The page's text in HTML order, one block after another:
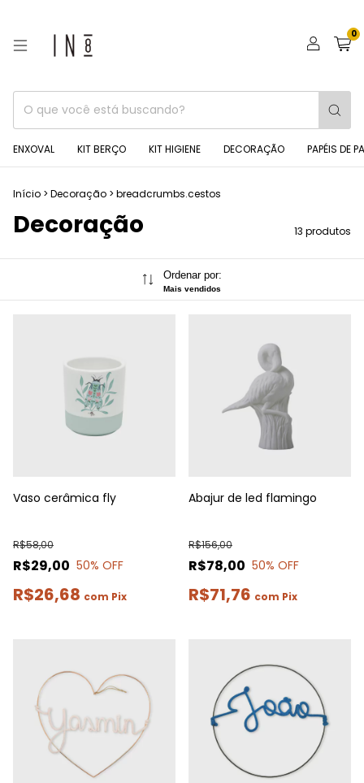
0
ENXOVAL KIT BERÇO KIT HIGIENE DECORAÇÃO PAPÉIS DE
Início > Decoração > breadcrumbs.cestos
Decoração 13 produtos
Ordenar por:
Mais vendidos
Vaso cerâmica fly
R$29,00
R$58,00
50% OFF
R$26,68 com Pix
Abajur de led flamingo
R$78,00
R$156,00
50% OFF
R$71,76 com Pix